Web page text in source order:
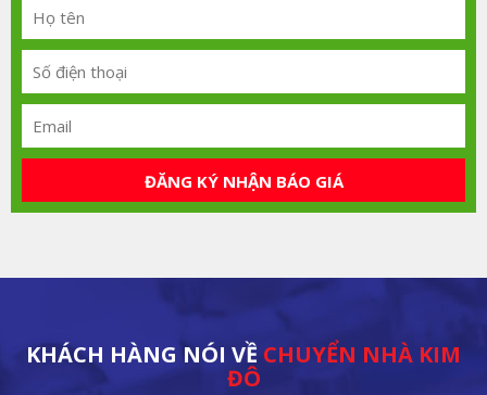
ĐĂNG KÝ NHẬN BÁO GIÁ
KHÁCH HÀNG NÓI VỀ CHUYỂN NHÀ KIM
ĐÔ